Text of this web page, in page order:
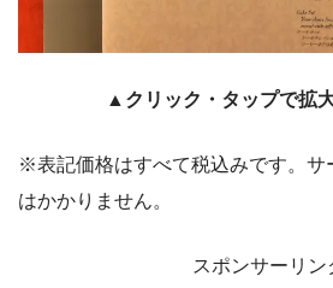
▲クリック・タップで拡
※表記価格はすべて税込みです。サ
はかかりません。
スポンサーリン